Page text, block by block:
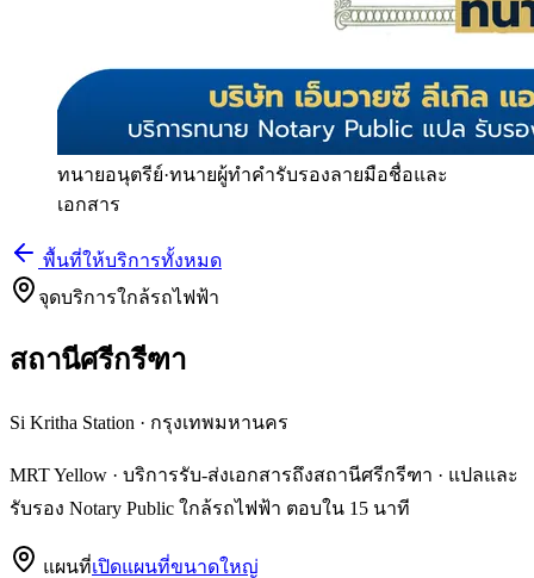
ทนายอนุตรีย์·ทนายผู้ทำคำรับรองลายมือชื่อและ
เอกสาร
พื้นที่ให้บริการทั้งหมด
จุดบริการใกล้รถไฟฟ้า
สถานีศรีกรีฑา
Si Kritha Station · กรุงเทพมหานคร
MRT Yellow · บริการรับ-ส่งเอกสารถึงสถานีศรีกรีฑา · แปลและ
รับรอง Notary Public ใกล้รถไฟฟ้า ตอบใน 15 นาที
แผนที่เปิดแผนที่ขนาดใหญ่